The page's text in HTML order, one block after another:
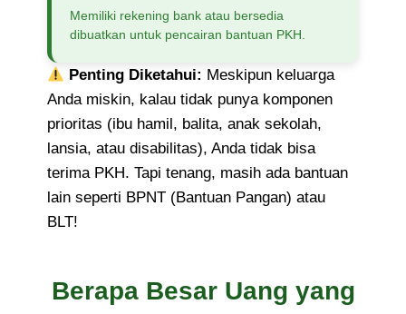
Memiliki rekening bank atau bersedia
dibuatkan untuk pencairan bantuan PKH.
Penting Diketahui: Meskipun keluarga
Anda miskin, kalau tidak punya komponen
prioritas (ibu hamil, balita, anak sekolah,
lansia, atau disabilitas), Anda tidak bisa
terima PKH. Tapi tenang, masih ada bantuan
lain seperti BPNT (Bantuan Pangan) atau
BLT!
Berapa Besar Uang yang